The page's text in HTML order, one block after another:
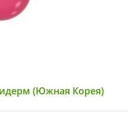
(Южная Корея)